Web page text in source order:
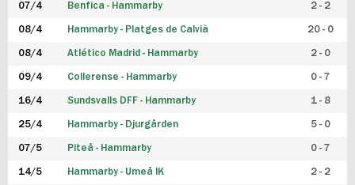
07/4 Benfica - Hammarby 2 - 2
08/4 Hammarby - Platges de Calvià 20 - 0
08/4 Atlético Madrid - Hammarby 2 - 0
09/4 Collerense - Hammarby 0 - 7
16/4 Sundsvalls DFF - Hammarby 1 - 8
25/4 Hammarby - Djurgården 5 - 0
07/5 Piteå - Hammarby 0 - 7
14/5 Hammarby - Umeå IK 2 - 2